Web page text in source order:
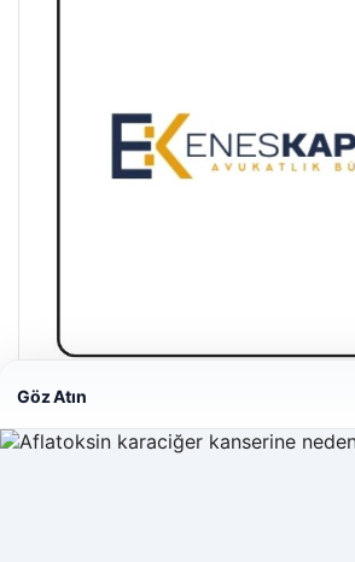
Enes Kaplan Avukatlık Bürosu
04/28/2026
Göz Atın